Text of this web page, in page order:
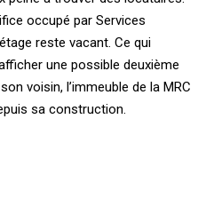
occupé par Services
reste vacant. Ce qui
une possible deuxième
voisin, l’immeuble de la MRC
sa construction.